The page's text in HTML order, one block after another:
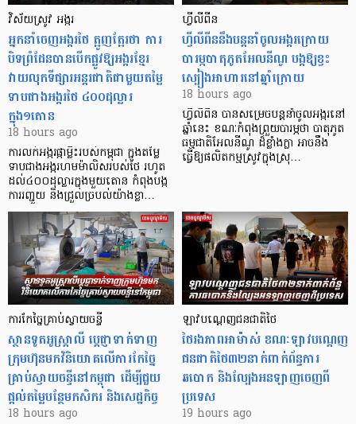
វិស័យស្រូវ អង្ករ
អ្នកនាំចេញអង្ករថៃ ត្អូញត្អែរថា ការ
បិទព្រំដែនបានបើកផ្លូវឱ្យអង្ករខ្មែរ
វាយលុកទីផ្សារអន្តរជាតិជាមួយតម្លៃ
ទាបជាងអង្ករថៃ ៤០០ដុល្លារ
ក្នុង១តោន
18 hours ago
ការលក់អង្ករផ្កាម្លិះរបស់កម្ពុជា ក្នុងតម្លៃ
ទាបជាងអង្ករហមម៉ាលិសរបស់ថៃ រហូត
ដល់៤០០ដុល្លារក្នុងមួយតោន កំពុងបង្ក
ការរញ្ជួយ និងជ្រួលច្របល់យ៉ាងខ្លា…
ហ្វីលីពីន
ហ្វីលីពីននឹងបន្តនាំចូលអង្ករក្រោយ
បារម្ភបាតុភូតអែលនីណូ បង្កឱ្យខ្វះ
ស្បៀងអាហារនៅឆ្នាំក្រោយ
18 hours ago
ហ្វីលីពីន បាន​សម្រេចបន្តនាំចូលអង្ករនៅ
ឆ្នាំនេះ ខណៈកំពុងព្រួយបារម្ភថា បាតុភូត
ធម្មជាតិអែលនីណូ ដ៏ខ្លាំងក្លា​ អាចនឹង
ធ្វើឱ្យផលិតកម្មស្រូវក្នុងស្រុ…
ការកែច្នៃគ្រាប់ស្វាយចន្ទី
ស្ថានទូតអូស្ត្រាលី ប្តេជ្ញាទាក់ទាញ
ក្រុមហ៊ុនមក​វិនិយោគលើការកែច្នៃ
គ្រាប់ស្វាយចន្ទីនៅកម្ពុជា ដើម្បីជួយ
ផ្តល់តម្លៃបន្ថែមកសិករ និងសេដ្ឋកិច្ច
18 hours ago
ឡាវបណ្តេញជនជាតិថៃ
ថៃរងភាពអាម៉ាស់ ខណៈឡាវបណ្តេញ
ជនជាតិថៃ៣២នាក់ពាក់ព័ន្ធការ
ឆបោក និងល្បែងអនឡាញចេញពី
ប្រទេស
19 hours ago